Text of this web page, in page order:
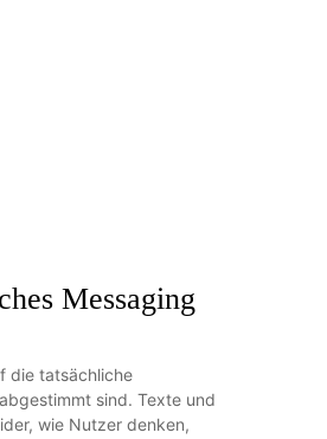
Messaging
die tatsächliche
sind. Texte und
wie Nutzer denken,